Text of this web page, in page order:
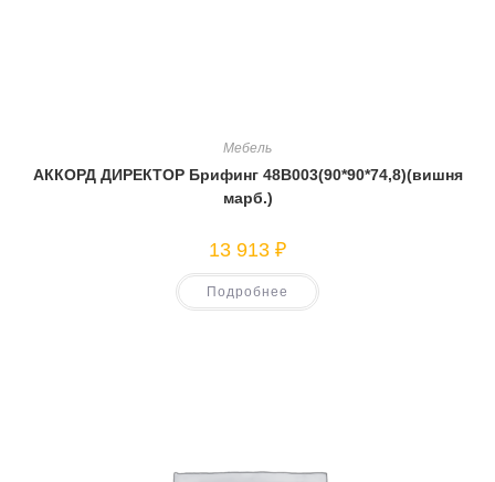
Мебель
АККОРД ДИРЕКТОР Брифинг 48В003(90*90*74,8)(вишня
марб.)
13 913 ₽
Подробнее